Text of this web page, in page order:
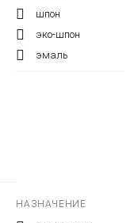
шпон
эко-шпон
эмаль
НАЗНАЧЕНИЕ